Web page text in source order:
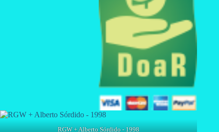
RGW + Alberto Sórdido - 1998